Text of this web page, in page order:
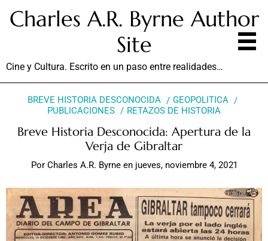
Charles A.R. Byrne Author
Site
Cine y Cultura. Escrito en un paso entre realidades…
BREVE HISTORIA DESCONOCIDA
GEOPOLITICA
PUBLICACIONES
RETAZOS DE HISTORIA
Breve Historia Desconocida: Apertura de la
Verja de Gibraltar
Por Charles A.R. Byrne en jueves, noviembre 4, 2021